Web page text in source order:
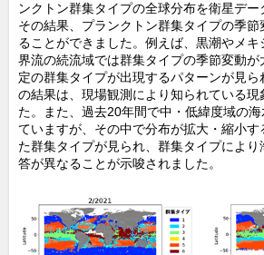
ンクトン群集タイプの全球分布を衛星デー
その結果、プランクトン群集タイプの季節
ることができました。例えば、黒潮やメ
界流の続流域では群集タイプの季節変動
定の群集タイプが出現するパターンが見ら
の結果は、現場観測により知られている現
た。また、過去20年間で中・低緯度域の
ていますが、その中で分布が拡大・縮小す
た群集タイプが見られ、群集タイプによ
答が異なることが示唆されました。